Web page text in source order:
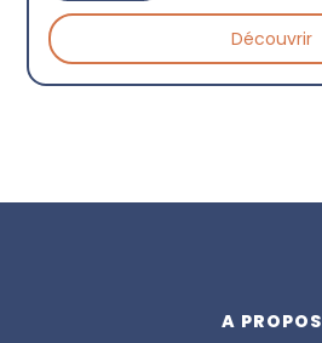
Découvrir
A PROPOS